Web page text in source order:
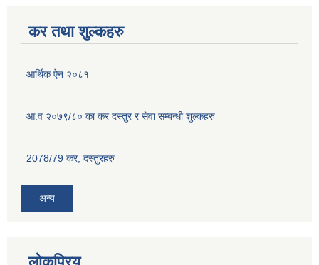
कर तथा शुल्कहरु
आर्थिक ऐन २०८१
आ.व २०७९/८० का कर दस्तुर र सेवा सम्बन्धी शुल्कहरु
2078/79 कर, दस्तुरहरु
अन्य